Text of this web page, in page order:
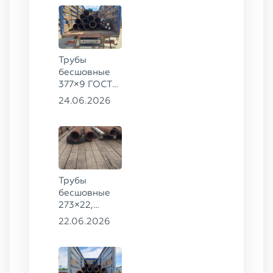
20
Трубы
бесшовные
377×9 ГОСТ
8732-78, ст.
24.06.2026
Трубы
бесшовные
273×22,
245×26,
22.06.2026